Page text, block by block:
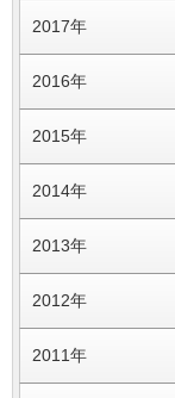
2017年
2016年
2015年
2014年
2013年
2012年
2011年